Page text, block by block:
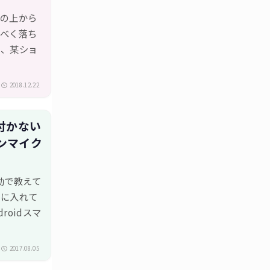
上から
く落ち
某ショ
2018.12.22
かない
マイク
で教えて
入れて
スマ
2017.08.05